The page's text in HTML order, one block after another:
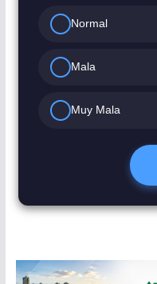
Normal
Mala
Muy Mala